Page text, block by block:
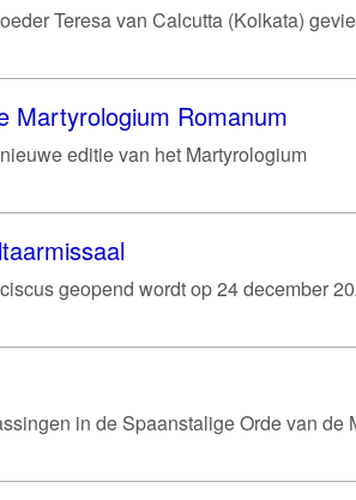
Teresa van Calcutta (Kolkata)
Martyrologium Romanum
editie van het Martyrologium
geopend wordt op 24 december
in de Spaanstalige Orde van de